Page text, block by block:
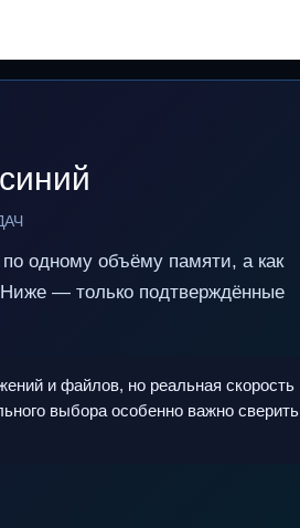
одному объёму памяти, а как
Ниже — только подтверждённые
и файлов, но реальная скорость
выбора особенно важно сверить